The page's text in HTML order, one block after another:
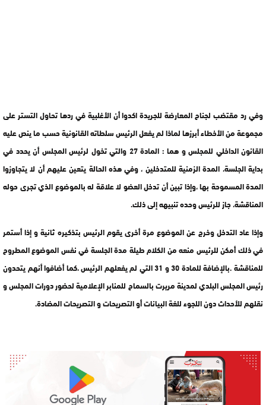
وفي رد مقتضب لجناح المعارضة للجريدة اكدوا أن الأغلبية في ردها تحاول التستر على
مجموعة من الأخطاء أبرزها لماذا لم يفعل الرئيس سلطاته القانونية حسب ما ينص عليه
القانون الداخلي للمجلس و هما : المادة 27 والتي تخول لرئيس المجلس أن يحدد في
بداية الجلسة، المدة الزمنية للمتدخلين ، وفي هذه الحالة يتعين عليهم أن لا يتجاوزوا
المدة المسموحة بها ،وإذا تبين أن تدخل العضو لا علاقة له بالموضوع الذي تجرى حوله
المناقشة، جاز للرئيس وحده تنبيهه إلى ذلك.
وإذا عاد التدخل وخرج عن الموضوع مرة أخرى يقوم الرئيس بتذكيره ثانية و إذا أستمر
في ذلك أمكن للرئيس منعه من الكلام طيلة مدة الجلسة في نفس الموضوع المطروح
للمناقشة .بالإضافة للمادة 30 و 31 التي لم يفعلهم الرئيس ،كما أضافوا أنهم يتحدون
رئيس المجلس البلدي لمدينة مريرت بالسماح للمنابر الإعلامية لحضور دورات المجلس و
نقلهم للأحداث دون اللجوء للغة البيانات أو التصريحات و التصريحات المضادة.